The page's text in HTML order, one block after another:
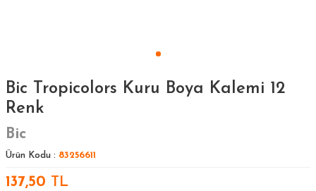
Bic Tropicolors Kuru Boya Kalemi 12
Renk
Bic
Ürün Kodu : 83256611
137,50 TL